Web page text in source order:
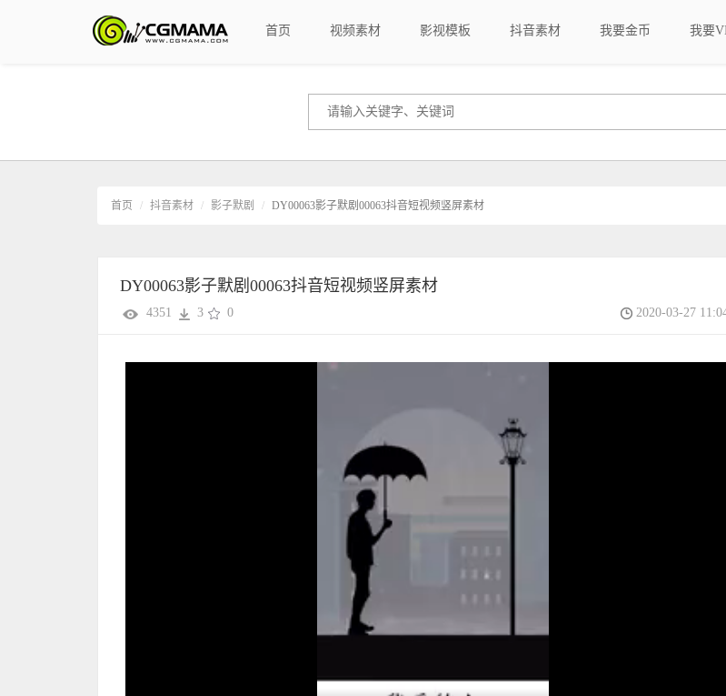
首页 视频素材 影视模板 抖音素材 我要金币 我要
首页 抖音素材 影子默剧 DY00063影子默剧00063抖音短视频竖屏素材
DY00063影子默剧00063抖音短视频竖屏素材
4351 3 0 2020-03-27